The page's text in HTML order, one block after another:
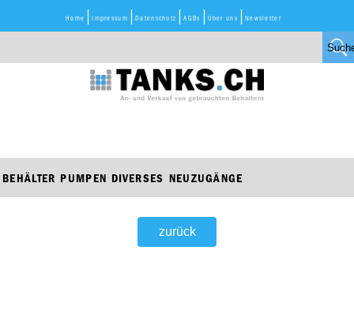
Home Impressum Datenschutz AGBs Über uns Newsletter
BEHÄLTER PUMPEN DIVERSES NEUZUGÄNGE
zurück